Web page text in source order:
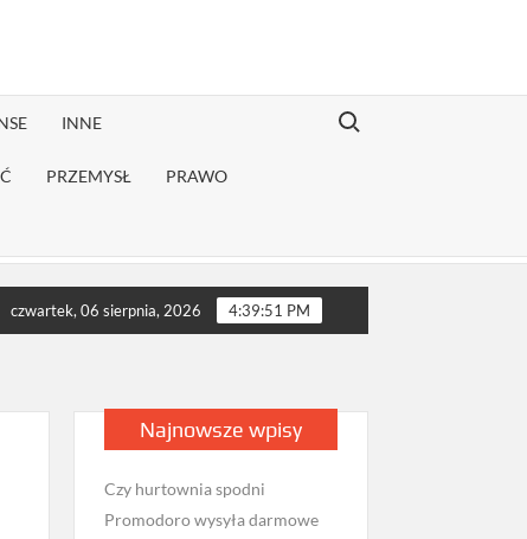
INNE
PRZEMYSŁ PRAWO
Search for:
Jak sprawdzić opinie firmy przeprowadzkowej
czwartek, 06 sierpnia, 2026 4:39:52 PM
Najnowsze wpisy
Czy hurtownia spodni
Promodoro wysyła darmowe